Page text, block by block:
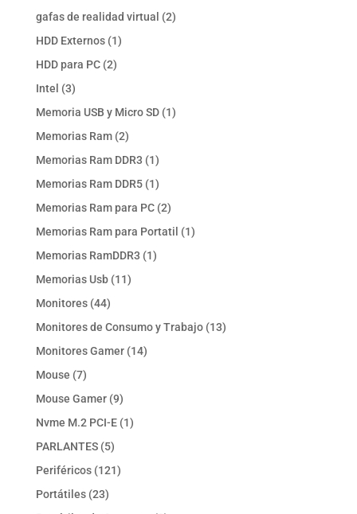
productos
gafas de realidad virtual 22
HDD Externos 11
HDD para PC 22
Intel 33
productos
Memoria USB y Micro SD 11
Memorias Ram 22
productos
Memorias Ram DDR3 11
producto
Memorias Ram DDR5 11
producto
Memorias Ram para PC 22
productos
Memorias Ram para Portatil 11
Memorias RamDDR3 11
Memorias Usb 1111
Monitores 4444
productos
Monitores de Consumo y Trabajo 1313
Monitores Gamer 1414
Mouse 77
productos
Mouse Gamer 99
productos
Nvme M.2 PCI-E 11
PARLANTES 55
productos
Periféricos 121121
Portátiles 2323
productos